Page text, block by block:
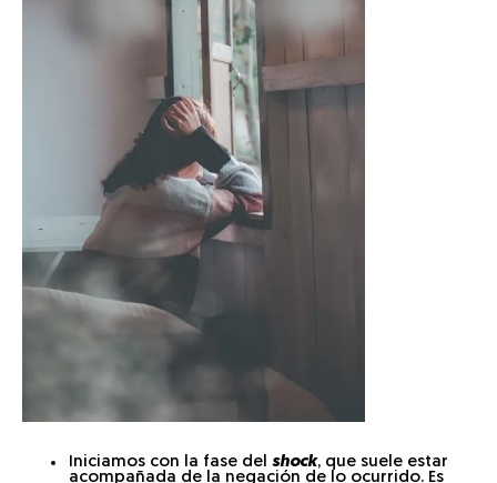
Iniciamos con la fase del shock, que suele estar
acompañada de la negación de lo ocurrido. Es